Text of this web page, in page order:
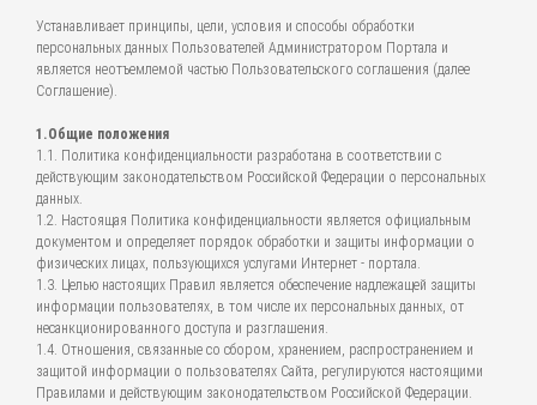
Устанавливает принципы, цели, условия и способы обработки
персональных данных Пользователей Администратором Портала и
является неотъемлемой частью Пользовательского соглашения (далее
Соглашение).
1.Общие положения
1.1. Политика конфиденциальности разработана в соответствии с
действующим законодательством Российской Федерации о персональных
данных.
1.2. Настоящая Политика конфиденциальности является официальным
документом и определяет порядок обработки и защиты информации о
физических лицах, пользующихся услугами Интернет - портала.
1.3. Целью настоящих Правил является обеспечение надлежащей защиты
информации пользователях, в том числе их персональных данных, от
несанкционированного доступа и разглашения.
1.4. Отношения, связанные со сбором, хранением, распространением и
защитой информации о пользователях Сайта, регулируются настоящими
Правилами и действующим законодательством Российской Федерации.